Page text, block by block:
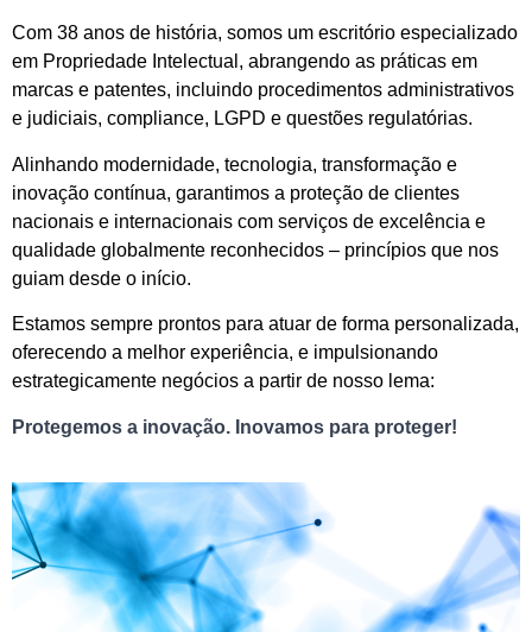
Com 38 anos de história, somos um escritório especializado
em Propriedade Intelectual, abrangendo as práticas em
marcas e patentes, incluindo procedimentos administrativos
e judiciais, compliance, LGPD e questões regulatórias.
Alinhando modernidade, tecnologia, transformação e
inovação contínua, garantimos a proteção de clientes
nacionais e internacionais com serviços de excelência e
qualidade globalmente reconhecidos – princípios que nos
guiam desde o início.
Estamos sempre prontos para atuar de forma personalizada,
oferecendo a melhor experiência, e impulsionando
estrategicamente negócios a partir de nosso lema:
Protegemos a inovação. Inovamos para proteger!